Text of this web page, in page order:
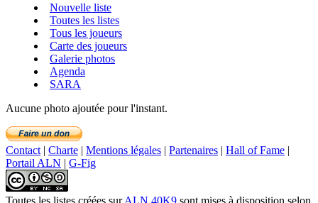
Nouvelle liste
Toutes les listes
Tous les joueurs
Carte des joueurs
Galerie photos
Agenda
SARA
Aucune photo ajoutée pour l'instant.
Contact | Charte | Mentions légales | Partenaires | Hall of Fame |
Portail ALN | G-Fig
Toutes les listes créées sur ALN 40K9 sont mises à disposition selon